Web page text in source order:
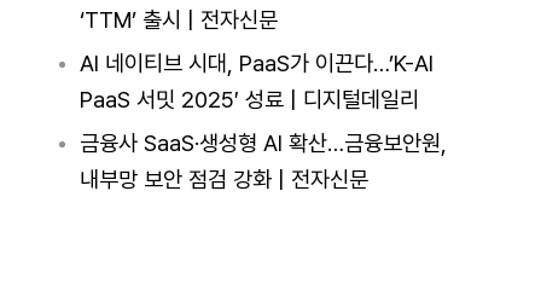
‘TTM’ 출시 | 전자신문
AI 네이티브 시대, PaaS가 이끈다…’K-AI
PaaS 서밋 2025′ 성료 | 디지털데일리
금융사 SaaS·생성형 AI 확산…금융보안원,
내부망 보안 점검 강화 | 전자신문